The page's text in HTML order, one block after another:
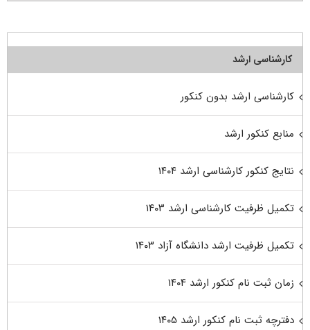
کارشناسی ارشد
کارشناسی ارشد بدون کنکور
منابع کنکور ارشد
نتایج کنکور کارشناسی ارشد ۱۴۰۴
تکمیل ظرفیت کارشناسی ارشد ۱۴۰۳
تکمیل ظرفیت ارشد دانشگاه آزاد ۱۴۰۳
زمان ثبت نام کنکور ارشد ۱۴۰۴
دفترچه ثبت نام کنکور ارشد ۱۴۰۵